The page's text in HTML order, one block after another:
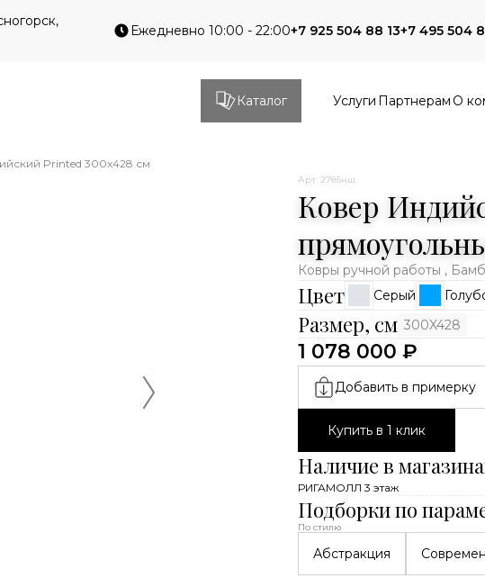
Ежедневно 10:00 - 22:00+7 925 504 88 13+7 495 504
Каталог Услуги Партнерам О
Printed 300x428 см
Арт. 2785нш
Ковер
Ковры ручной работы ,
Цвет Серый
Размер, см 300X428
1 078 000 ₽
Добавить в примерку
Купить в 1 клик
Наличие в
РИГАМОЛЛ 3 этаж
Подборки по
По стилю
Абстракция